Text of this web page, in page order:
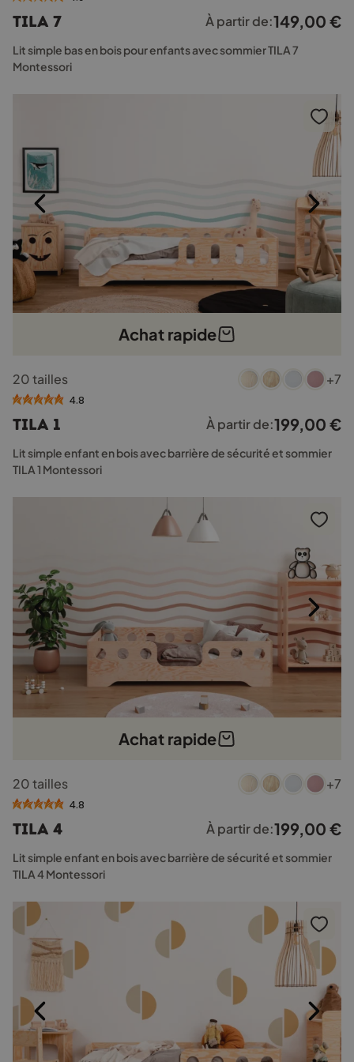
variations.
Les
options
peuvent
page
du
produit
TILA 7 À partir de:149,00 €
Lit simple bas en bois pour enfants avec sommier TILA 7
Montessori
Achat rapide
produit
a
variations.
Les
options
être
produit
20 tailles +7
4.8
TILA 1 À partir de:199,00 €
Lit simple enfant en bois avec barrière de sécurité et sommier
TILA 1 Montessori
Achat rapide
produit
a
variations.
Les
options
peuvent
être
choisies
sur
page
produit
20 tailles +7
4.8
TILA 4 À partir de:199,00 €
Lit simple enfant en bois avec barrière de sécurité et sommier
TILA 4 Montessori